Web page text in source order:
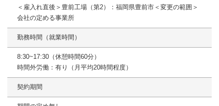
＜雇入れ直後＞豊前工場（第2）：福岡県豊前市＜変更の範囲＞
会社の定める事業所
勤務時間（就業時間）
8:30~17:30（休憩時間60分）
時間外労働：有り（月平均20時間程度）
契約期間